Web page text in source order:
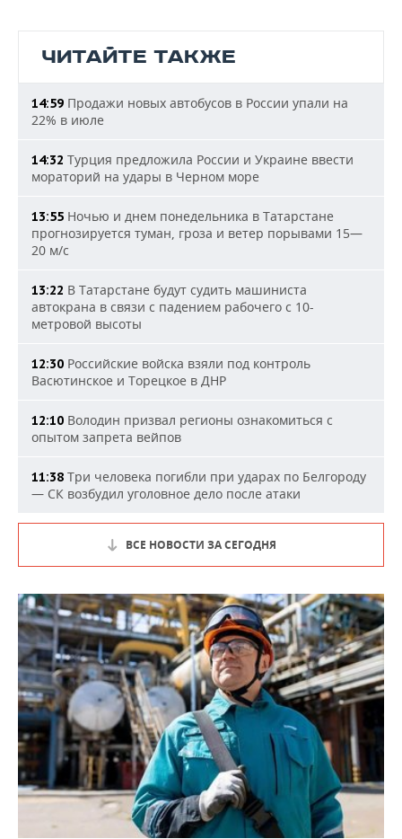
ЧИТАЙТЕ ТАКЖЕ
14:59 Продажи новых автобусов в России упали на
22% в июле
14:32 Турция предложила России и Украине ввести
мораторий на удары в Черном море
13:55 Ночью и днем понедельника в Татарстане
прогнозируется туман, гроза и ветер порывами 15—
20 м/с
13:22 В Татарстане будут судить машиниста
автокрана в связи с падением рабочего с 10-
метровой высоты
12:30 Российские войска взяли под контроль
Васютинское и Торецкое в ДНР
12:10 Володин призвал регионы ознакомиться с
опытом запрета вейпов
11:38 Три человека погибли при ударах по Белгороду
— СК возбудил уголовное дело после атаки
ВСЕ НОВОСТИ ЗА СЕГОДНЯ